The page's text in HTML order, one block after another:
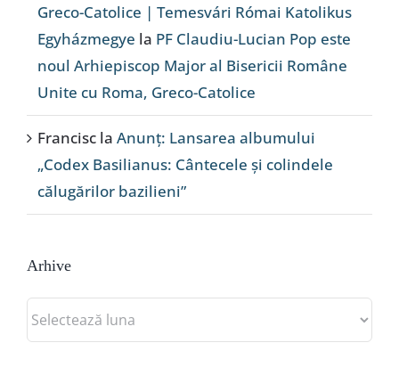
Greco-Catolice | Temesvári Római Katolikus
Egyházmegye la PF Claudiu-Lucian Pop este
noul Arhiepiscop Major al Bisericii Române
Unite cu Roma, Greco-Catolice
Francisc la Anunț: Lansarea albumului
„Codex Basilianus: Cântecele și colindele
călugărilor bazilieni”
Arhive
Arhive